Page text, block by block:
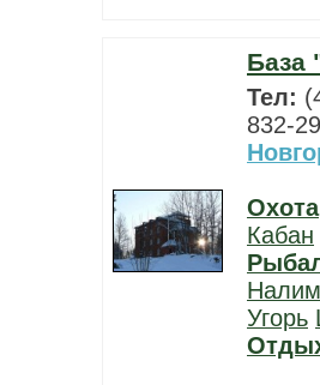
База
Тел:
832-
Охота
Кабан
Налим
Угорь